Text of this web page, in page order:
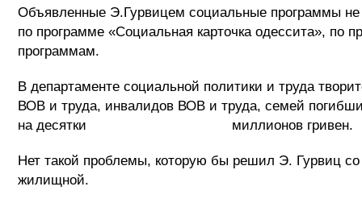
Объявленные Э.Гурвицем социальные программы
по программе «Социальная карточка одессита», по
программам.
В департаменте социальной политики и труда
ВОВ и труда, инвалидов ВОВ и труда, семей
на десятки миллионов гривен.
Нет такой проблемы, которую бы решил Э. Гурвиц со
жилищной.